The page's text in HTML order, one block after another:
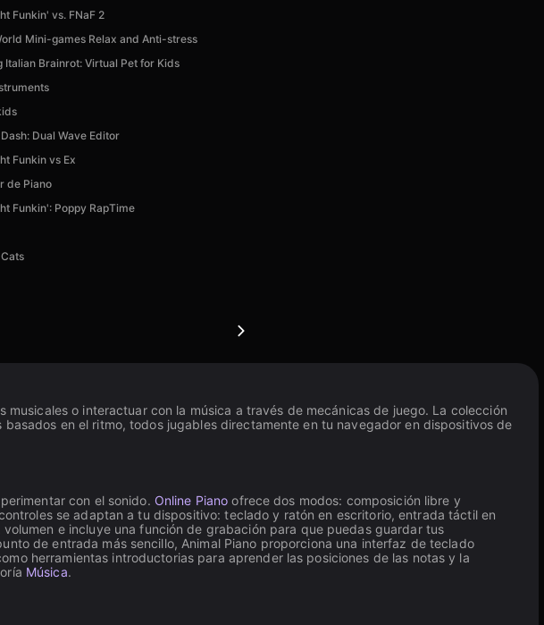
Funkin' vs. FNaF 2
Mini-games Relax and Anti-stress
Italian Brainrot: Virtual Pet for Kids
Dual Wave Editor
Funkin vs Ex
de Piano
Funkin': Poppy RapTime
o interactuar con la música a través de mecánicas de juego. La colección
en el ritmo, todos jugables directamente en tu navegador en dispositivos de
con el sonido. Online Piano ofrece dos modos: composición libre y
se adaptan a tu dispositivo: teclado y ratón en escritorio, entrada táctil en
e incluye una función de grabación para que puedas guardar tus
de entrada más sencillo, Animal Piano proporciona una interfaz de teclado
herramientas introductorias para aprender las posiciones de las notas y la
Música.